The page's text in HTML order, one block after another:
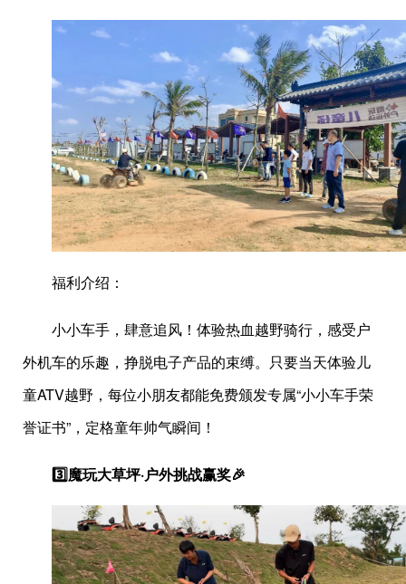
福利介绍：
小小车手，肆意追风！体验热血越野骑行，感受户
外机车的乐趣，挣脱电子产品的束缚。只要当天体验儿
童ATV越野，每位小朋友都能免费颁发专属“小小车手荣
誉证书”，定格童年帅气瞬间！
3️⃣魔玩大草坪·户外挑战赢奖🎉